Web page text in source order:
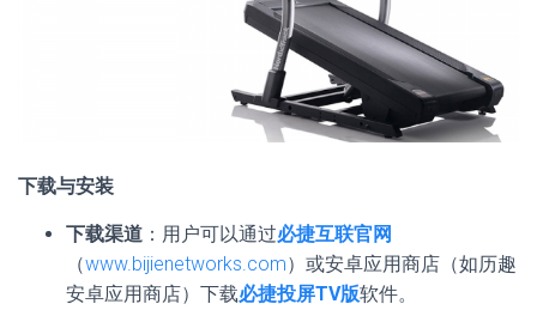
下载与安装
下载渠道 ：用户可以通过必捷互联官网
（www.bijienetworks.com）或安卓应用商店（如历趣
安卓应用商店）下载必捷投屏TV版软件。